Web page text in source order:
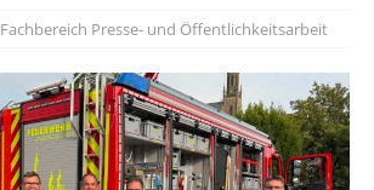
Fachbereich Presse- und Öffentlichkeitsarbeit